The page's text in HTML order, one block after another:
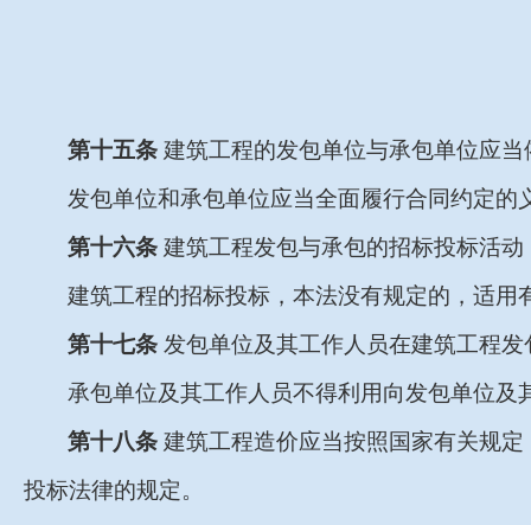
第十五条 建筑工程的发包单位与承包单位应
发包单位和承包单位应当全面履行合同约定
第十六条 建筑工程发包与承包的招标投标活
建筑工程的招标投标，本法没有规定的，适用
第十七条 发包单位及其工作人员在建筑工程
承包单位及其工作人员不得利用向发包单位
第十八条 建筑工程造价应当按照国家有关规
投标法律的规定。